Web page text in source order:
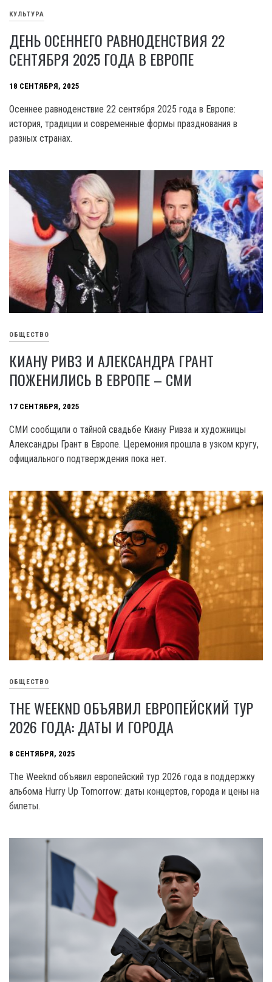
КУЛЬТУРА
ДЕНЬ ОСЕННЕГО РАВНОДЕНСТВИЯ 22
СЕНТЯБРЯ 2025 ГОДА В ЕВРОПЕ
18 СЕНТЯБРЯ, 2025
Осеннее равноденствие 22 сентября 2025 года в Европе:
история, традиции и современные формы празднования в
разных странах.
ОБЩЕСТВО
КИАНУ РИВЗ И АЛЕКСАНДРА ГРАНТ
ПОЖЕНИЛИСЬ В ЕВРОПЕ – СМИ
17 СЕНТЯБРЯ, 2025
СМИ сообщили о тайной свадьбе Киану Ривза и художницы
Александры Грант в Европе. Церемония прошла в узком кругу,
официального подтверждения пока нет.
ОБЩЕСТВО
THE WEEKND ОБЪЯВИЛ ЕВРОПЕЙСКИЙ ТУР
2026 ГОДА: ДАТЫ И ГОРОДА
8 СЕНТЯБРЯ, 2025
The Weeknd объявил европейский тур 2026 года в поддержку
альбома Hurry Up Tomorrow: даты концертов, города и цены на
билеты.